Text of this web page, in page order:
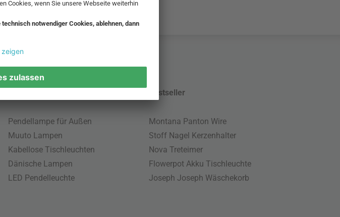
Pendellampe für Außen
Muuto Lampen
Kabellose Tischleuchten
Dänische Lampen
LED Pendelleuchte
Bestseller
Montana Panton Wire
Stoff Nagel Kerzenhalter
Nova Treteimer
Flowerpot Akku Tischleuchte
Joseph Joseph Wäschekorb